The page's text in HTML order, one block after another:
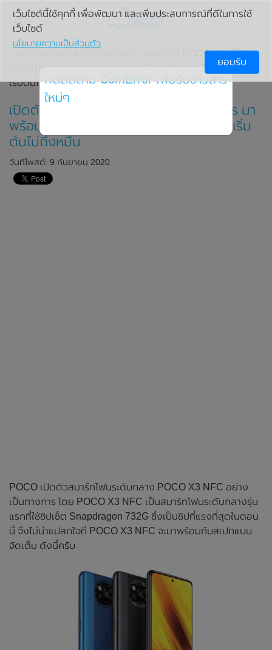
» เปิดตัว POCO X3 NFC
อย่างเป็นทางการ มาพร้อมชิปเซ็ต Snapdragon 732G ในราคา
เริ่มต้นไม่ถึงหมื่น
เปิดตัว POCO X3 NFC อย่างเป็นทางการ มา
พร้อมชิปเซ็ต Snapdragon 732G ในราคาเริ่ม
ต้นไม่ถึงหมื่น
วันที่โพสต์: 9 กันยายน 2020
POCO เปิดตัวสมาร์ทโฟนระดับกลาง POCO X3 NFC อย่าง
เป็นทางการ โดย POCO X3 NFC เป็นสมาร์ทโฟนระดับกลางรุ่น
แรกที่ใช้ชิปเซ็ต Snapdragon 732G ซึ่งเป็นชิปที่แรงที่สุดในตอน
นี้ จึงไม่น่าแปลกใจที่ POCO X3 NFC จะมาพร้อมกับสเปกแบบ
จัดเต็ม ดังนี้ครับ
เว็บไซต์นี้ใช้คุกกี้ เพื่อพัฒนา และเพิ่มประสบการณ์ที่ดีในการใช้
เว็บไซต์
นโยบายความเป็นส่วนตัว
ยอมรับ
กดติดตาม ComError เพื่อรับข่าวสาร
ใหม่ๆ